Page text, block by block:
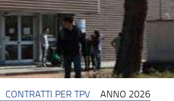
CONTRATTI PER TPV ANNO 2026